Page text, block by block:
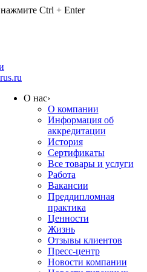
Ctrl + Enter
О нас›
О компании
Информация об
аккредитации
История
Сертификаты
Все товары и услуги
Работа
Вакансии
Преддипломная
практика
Ценности
Жизнь
Отзывы клиентов
Пресс-центр
Новости компании